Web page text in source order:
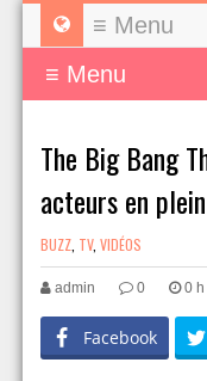
The Big Bang
acteurs en
BUZZ TV, VIDÉOS
admin 0 0
Facebook